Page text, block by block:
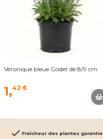
Véronique bleue Godet de 8/9 cm
1,42 €
Fraîcheur des plantes garantie